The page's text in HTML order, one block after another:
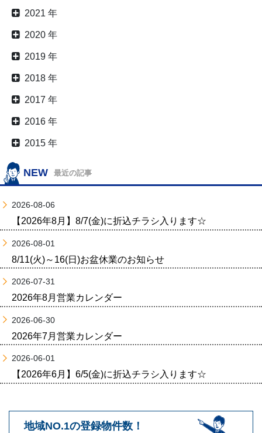
2021 年
2020 年
2019 年
2018 年
2017 年
2016 年
2015 年
NEW 最近の記事
2026-08-06
【2026年8月】8/7(金)に折込チラシ入ります☆
2026-08-01
8/11(火)～16(日)お盆休業のお知らせ
2026-07-31
2026年8月営業カレンダー
2026-06-30
2026年7月営業カレンダー
2026-06-01
【2026年6月】6/5(金)に折込チラシ入ります☆
地域NO.1の登録物件数！